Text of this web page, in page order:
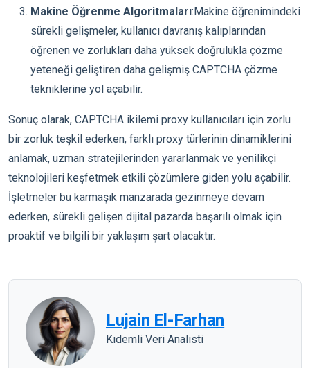
Makine Öğrenme Algoritmaları:Makine öğrenimindeki
sürekli gelişmeler, kullanıcı davranış kalıplarından
öğrenen ve zorlukları daha yüksek doğrulukla çözme
yeteneği geliştiren daha gelişmiş CAPTCHA çözme
tekniklerine yol açabilir.
Sonuç olarak, CAPTCHA ikilemi proxy kullanıcıları için zorlu
bir zorluk teşkil ederken, farklı proxy türlerinin dinamiklerini
anlamak, uzman stratejilerinden yararlanmak ve yenilikçi
teknolojileri keşfetmek etkili çözümlere giden yolu açabilir.
İşletmeler bu karmaşık manzarada gezinmeye devam
ederken, sürekli gelişen dijital pazarda başarılı olmak için
proaktif ve bilgili bir yaklaşım şart olacaktır.
Lujain El-Farhan
Kıdemli Veri Analisti